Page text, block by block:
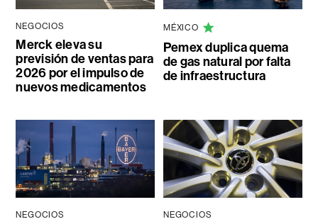
NEGOCIOS
Merck eleva su
previsión de ventas para
2026 por el impulso de
nuevos medicamentos
MÉXICO
Pemex duplica quema
de gas natural por falta
de infraestructura
NEGOCIOS NEGOCIOS